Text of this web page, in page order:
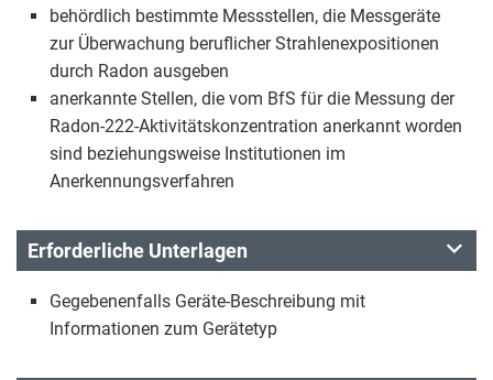
behördlich bestimmte Messstellen, die Messgeräte
zur Überwachung beruflicher Strahlenexpositionen
durch Radon ausgeben
anerkannte Stellen, die vom BfS für die Messung der
Radon-222-Aktivitätskonzentration anerkannt worden
sind beziehungsweise Institutionen im
Anerkennungsverfahren
Erforderliche Unterlagen
Gegebenenfalls Geräte-Beschreibung mit
Informationen zum Gerätetyp